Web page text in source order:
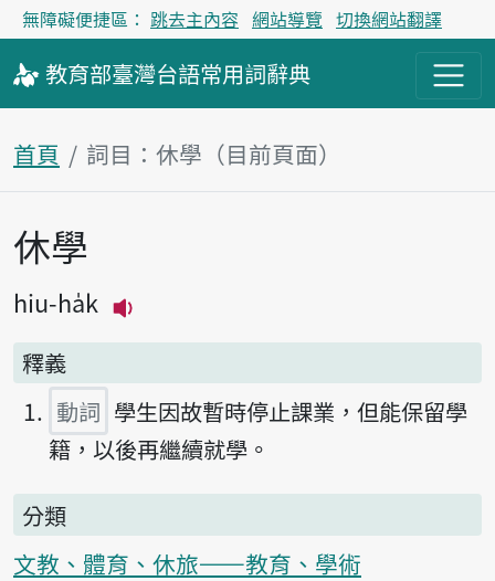
無障礙便捷區： 跳去主內容 網站導覽 切換網站翻譯
教育部臺灣台語常用詞辭典
首頁 詞目：休學（目前頁面）
主內容區塊
休學
hiu-ha̍k
釋義
動詞 學生因故暫時停止課業，但能保留學
籍，以後再繼續就學。
分類
文教、體育、休旅——教育、學術